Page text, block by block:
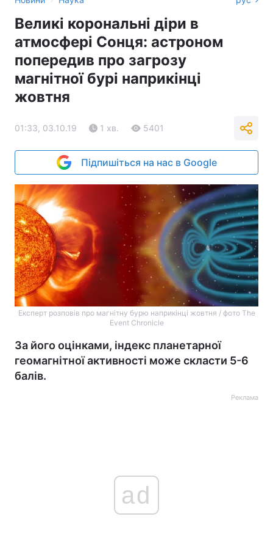
Великі корональні діри в
атмосфері Сонця: астроном
попередив про загрозу
магнітної бурі наприкінці
жовтня
01:33, 03.10.19 1 хв. 5401
Підпишіться на нас в Google
Експерт розповів про магнітну бурю наприкінці жовтня / фото The
Event Chronicle
За його оцінками, індекс планетарної
геомагнітної активності може скласти 5-6
балів.
Реклама
ad